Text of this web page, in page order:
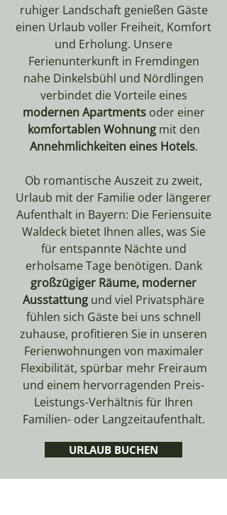
ruhiger Landschaft genießen Gäste
einen Urlaub voller Freiheit, Komfort
und Erholung. Unsere
Ferienunterkunft in Fremdingen
nahe Dinkelsbühl und Nördlingen
verbindet die Vorteile eines
modernen Apartmentsoder einer
komfortablen Wohnungmit den
Annehmlichkeiten eines Hotels.
Ob romantische Auszeit zu zweit,
Urlaub mit der Familie oder längerer
Aufenthalt in Bayern: Die Feriensuite
Waldeck bietet Ihnen alles, was Sie
für entspannte Nächte und
erholsame Tage benötigen. Dank
großzügiger Räume, moderner
Ausstattung und viel Privatsphäre
fühlen sich Gäste bei uns schnell
zuhause, profitieren Sie in unseren
Ferienwohnungen von maximaler
Flexibilität, spürbar mehr Freiraum
und einem hervorragenden Preis-
Leistungs-Verhältnis für Ihren
Familien- oder Langzeitaufenthalt.
URLAUB BUCHEN